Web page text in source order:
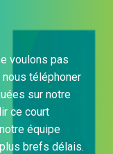
voulons pas
nous téléphoner
sur notre
ce court
équipe
brefs délais.